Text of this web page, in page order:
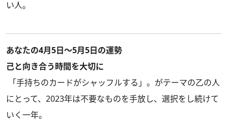
い人。
あなたの4月5日～5月5日の運勢
己と向き合う時間を大切に
「手持ちのカードがシャッフルする」。がテーマの乙の人
にとって、2023年は不要なものを手放し、選択をし続けて
いく一年。